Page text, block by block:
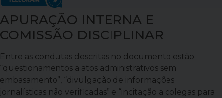
APURAÇÃO INTERNA E
COMISSÃO DISCIPLINAR
Entre as condutas descritas no documento estão
“questionamentos a atos administrativos sem
embasamento”, “divulgação de informações
jornalísticas não verificadas” e “incitação a colegas para